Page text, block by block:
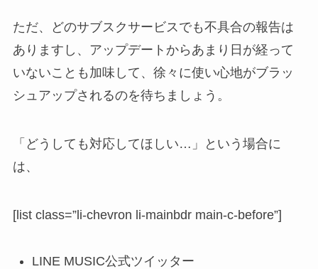
ただ、どのサブスクサービスでも不具合の報告は
ありますし、アップデートからあまり日が経って
いないことも加味して、徐々に使い心地がブラッ
シュアップされるのを待ちましょう。
「どうしても対応してほしい…」という場合に
は、
[list class=”li-chevron li-mainbdr main-c-before”]
LINE MUSIC公式ツイッター